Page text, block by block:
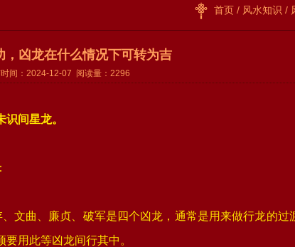
首页 / 风水知识 /
，凶龙在什么情况下可转为吉
间：2024-12-07 阅读量：2296
识间星龙。
‌：
文曲、廉贞、破军是四个凶龙，通常是用来做行龙的过
用此等凶龙间行其中。